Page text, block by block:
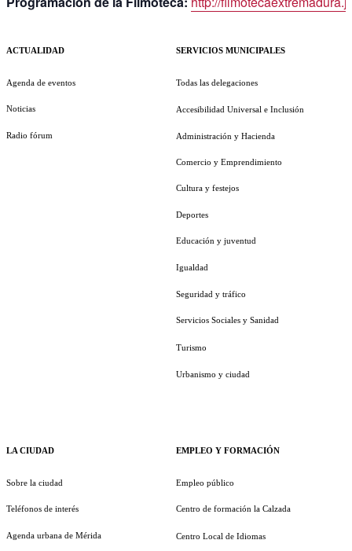
ACTUALIDAD
Agenda de eventos
Noticias
Radio fórum
LA CIUDAD
Sobre la ciudad
Teléfonos de interés
Agenda urbana de Mérida
SERVICIOS MUNICIPALES
Todas las delegaciones
Accesibilidad Universal e Inclusión
Administración y Hacienda
Comercio y Emprendimiento
Cultura y festejos
Deportes
Educación y juventud
Igualdad
Seguridad y tráfico
Servicios Sociales y Sanidad
Turismo
Urbanismo y ciudad
EMPLEO Y FORMACIÓN
Empleo público
Centro de formación la Calzada
Centro Local de Idiomas